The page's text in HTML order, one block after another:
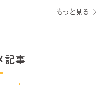
もっと見る
記事